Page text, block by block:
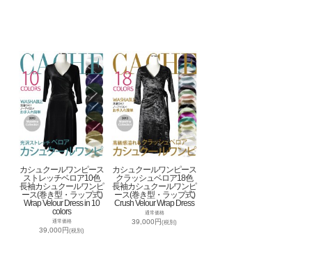
カシュクールワンピース
ストレッチベロア10色
長袖カシュクールワンピ
ース(巻き型・ラップ式)
Wrap Velour Dress in 10
colors
通常価格
39,000円(税別)
カシュクールワンピース
クラッシュベロア18色
長袖カシュクールワンピ
ース(巻き型・ラップ式)
Crush Velour Wrap Dress
通常価格
39,000円(税別)